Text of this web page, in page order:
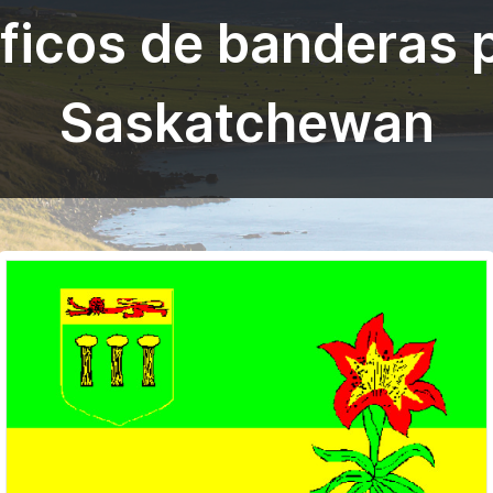
de banderas
Saskatchewan